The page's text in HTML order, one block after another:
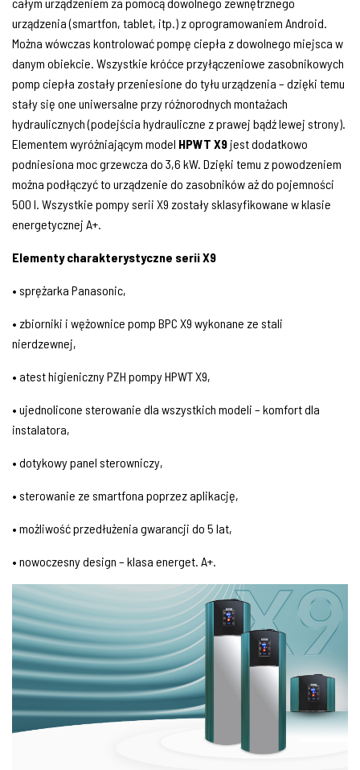
urządzenia (smartfon, tablet, itp.) z oprogramowaniem Android.
Można wówczas kontrolować pompę ciepła z dowolnego miejsca w
danym obiekcie. Wszystkie króćce przyłączeniowe zasobnikowych
pomp ciepła zostały przeniesione do tyłu urządzenia – dzięki temu
stały się one uniwersalne przy różnorodnych montażach
hydraulicznych (podejścia hydrauliczne z prawej bądź lewej strony).
Elementem wyróżniającym model HPWT X9 jest dodatkowo
podniesiona moc grzewcza do 3,6 kW. Dzięki temu z powodzeniem
można podłączyć to urządzenie do zasobników aż do pojemności
500 l. Wszystkie pompy serii X9 zostały sklasyfikowane w klasie
energetycznej A+.
Elementy charakterystyczne serii X9
• sprężarka Panasonic,
• zbiorniki i wężownice pomp BPC X9 wykonane ze stali
nierdzewnej,
• atest higieniczny PZH pompy HPWT X9,
• ujednolicone sterowanie dla wszystkich modeli – komfort dla
instalatora,
• dotykowy panel sterowniczy,
• sterowanie ze smartfona poprzez aplikację,
• możliwość przedłużenia gwarancji do 5 lat,
• nowoczesny design – klasa energet. A+.